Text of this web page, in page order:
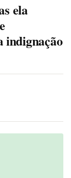
ela
indignação